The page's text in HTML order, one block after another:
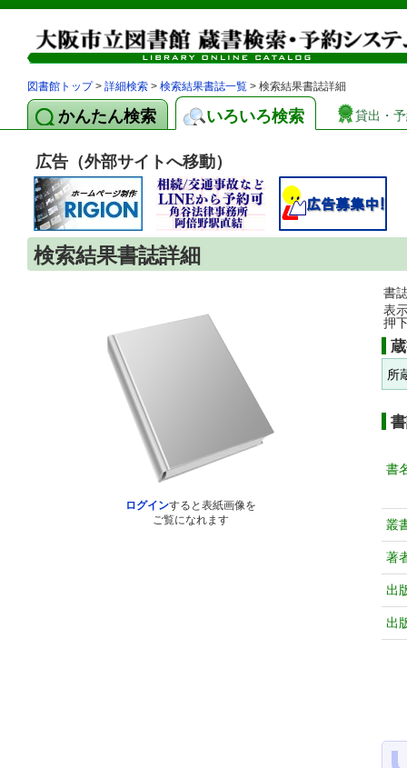
図書館トップ> 詳細検索 > 検索結果書誌一覧 > 検索結果書誌詳細
かんたん検索 いろいろ検索 貸出・
広告（外部サイトへ移動）
検索結果書誌詳細
ログインすると表紙画像を
ご覧になれます
書
表
押
所
書
叢
著
出
出